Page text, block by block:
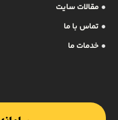
مقالات سایت
تماس با ما
خدمات ما